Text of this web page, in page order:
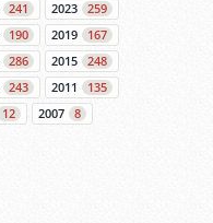
241 2023
259
190 2019
167
286 2015
248
243 2011
135
12 2007
8